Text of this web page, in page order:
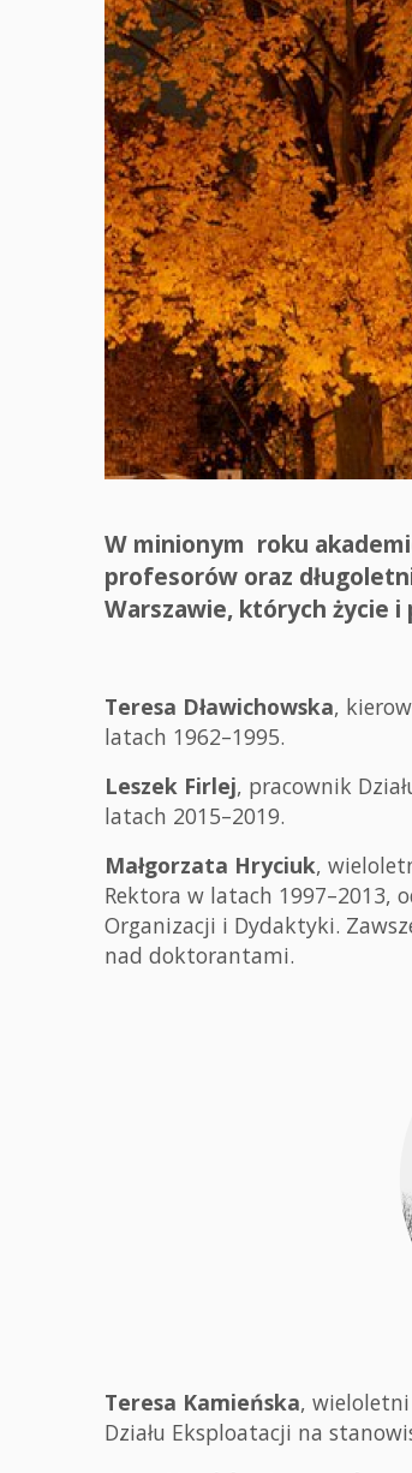
W minionym roku
profesorów oraz
Warszawie, których życie i
Teresa Dławichowska,
latach 1962–1995.
Leszek Firlej, pracownik
latach 2015–2019.
Małgorzata Hryciuk,
Rektora w latach 1997–2013,
Organizacji i Dydaktyki.
nad doktorantami.
Teresa Kamieńska,
Działu Eksploatacji na